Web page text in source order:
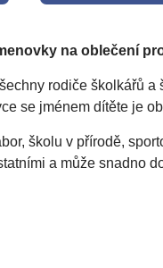
na oblečení
rodiče školkářů
se jménem dítěte je
školu v přírodě,
a může snadno